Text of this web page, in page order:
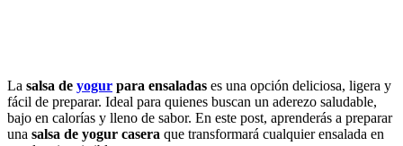
La salsa de yogur para ensaladas es una opción deliciosa, ligera y
fácil de preparar. Ideal para quienes buscan un aderezo saludable,
bajo en calorías y lleno de sabor. En este post, aprenderás a preparar
una salsa de yogur casera que transformará cualquier ensalada en